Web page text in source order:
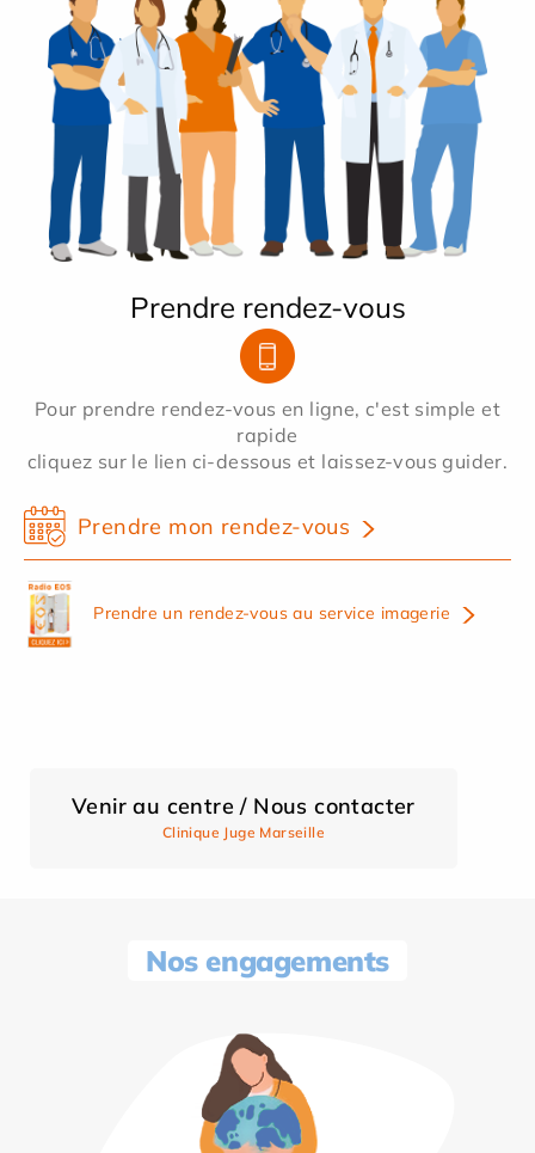
Prendre rendez-vous
Pour prendre rendez-vous en ligne, c'est simple et
rapide
cliquez sur le lien ci-dessous et laissez-vous guider.
Prendre mon rendez-vous
Prendre un rendez-vous au service imagerie
Venir au centre / Nous contacter
Clinique Juge Marseille
Nos engagements